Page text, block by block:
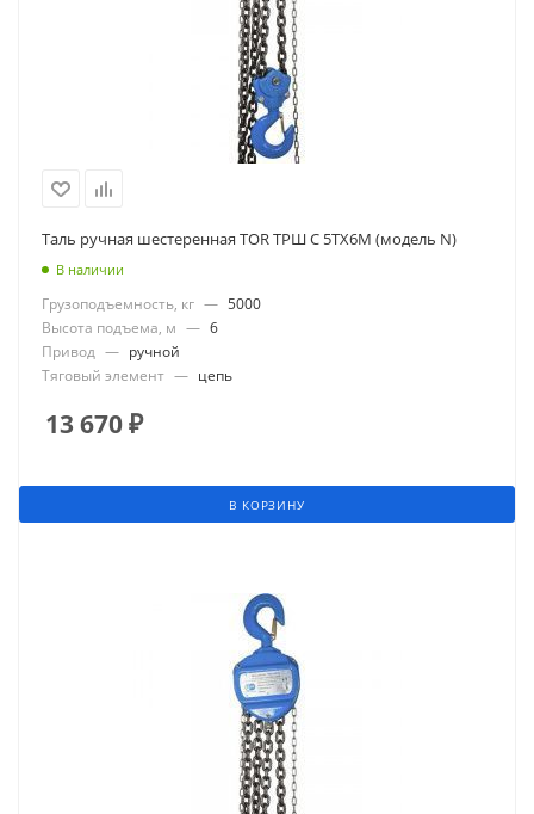
Таль ручная шестеренная TOR ТРШ C 5ТХ6M (модель N)
В наличии
Грузоподъемность, кг — 5000
Высота подъема, м — 6
Привод — ручной
Тяговый элемент — цепь
13 670₽
В КОРЗИНУ